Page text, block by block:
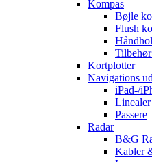
Kompas
Bøjle
Flush
Kortplotter
Navigations
iPad-/
Passere
Radar
B&G
Kabler